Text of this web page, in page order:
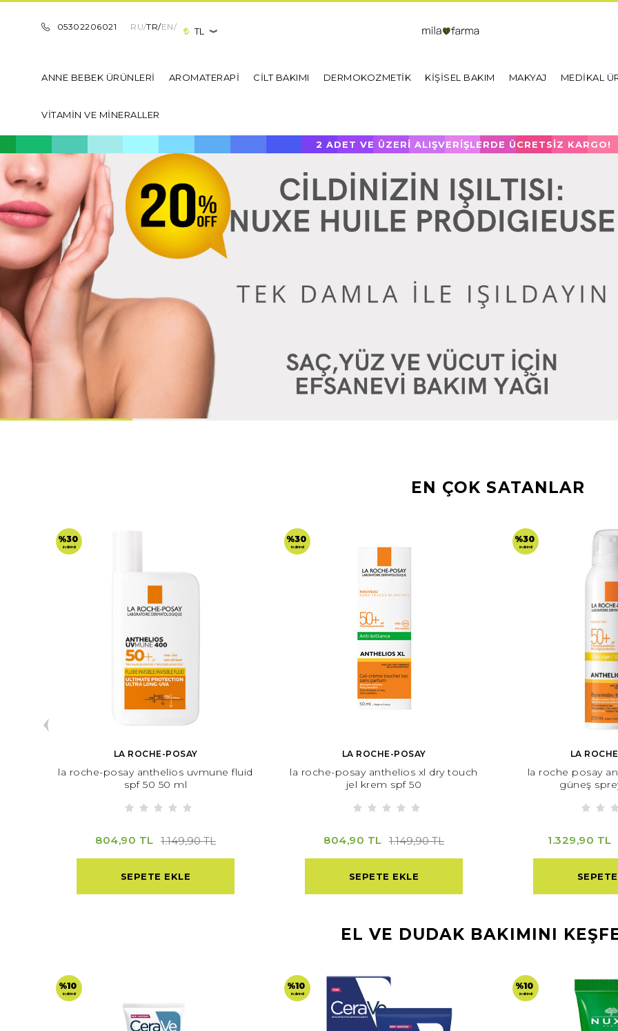
05302206021 RU/TR/EN/ TL
ANNE BEBEK ÜRÜNLERİ AROMATERAPİ CİLT BAKIMI DERMOKOZMETİK KİŞİSEL BAKIM MAKYAJ MEDİKAL
VİTAMİN VE MİNERALLER
2 ADET VE ÜZERİ ALIŞVERİŞLERDE ÜCRETSİZ KARGO!
EN ÇOK SATANLAR
%30
indirimli
LA ROCHE-POSAY
la roche-posay anthelios uvmune fluid
spf 50 50 ml
804,90 TL 1.149,90 TL
SEPETE EKLE
%30
indirimli
LA ROCHE-POSAY
la roche-posay anthelios xl dry touch
jel krem spf 50
804,90 TL 1.149,90 TL
SEPETE EKLE
%30
indirimli
LA
la roche posay
güneş
1.329,90 TL
EL VE DUDAK BAKIMINI
%10
indirimli
%10
indirimli
%10
indirimli